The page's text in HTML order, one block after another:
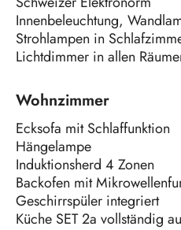
Innenbeleuchtung,
Strohlampen in
Lichtdimmer in allen
Wohnzimmer
Ecksofa mit Schlaffunktion
Hängelampe
Induktionsherd 4 Zonen
Backofen mit
Geschirrspüler integriert
Küche SET 2a vollständig